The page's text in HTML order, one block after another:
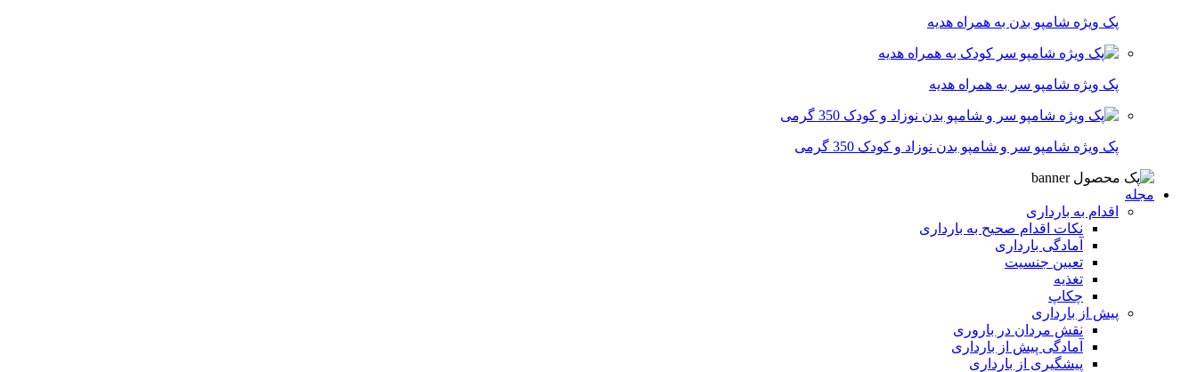
پک ویژه شامپو بدن به همراه هدیه
پک ویژه شامپو سر به همراه هدیه
پک ویژه شامپو سر و شامپو بدن نوزاد و کودک 350 گرمی
مجله
اقدام به بارداری
نکات اقدام صحیح به بارداری
آمادگی بارداری
تعیین جنسیت
تغذیه
چکاپ
پیش از بارداری
نقش مردان در باروری
آمادگی پیش از بارداری
پیشگیری از بارداری